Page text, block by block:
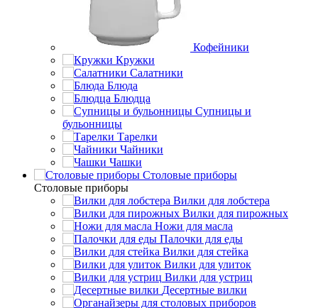
Кофейники
Кружки
Салатники
Блюда
Блюдца
Супницы и
бульонницы
Тарелки
Чайники
Чашки
Cтоловые приборы
Cтоловые приборы
Вилки для лобстера
Вилки для пирожных
Ножи для масла
Палочки для еды
Вилки для стейка
Вилки для улиток
Вилки для устриц
Десертные вилки